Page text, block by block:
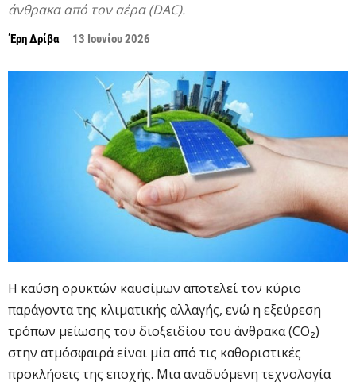
άνθρακα από τον αέρα (DAC).
Έρη Δρίβα 13 Ιουνίου 2026
Η καύση ορυκτών καυσίμων αποτελεί τον κύριο
παράγοντα της κλιματικής αλλαγής, ενώ η εξεύρεση
τρόπων μείωσης του διοξειδίου του άνθρακα (CO₂)
στην ατμόσφαιρά είναι μία από τις καθοριστικές
προκλήσεις της εποχής. Μια αναδυόμενη τεχνολογία